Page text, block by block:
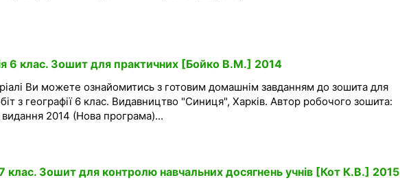
6 клас. Зошит для практичних [Бойко В.М.] 2014
Ви можете ознайомитись з готовим домашнім завданням до зошита для
з географії 6 клас. Видавництво "Синиця", Харків. Автор робочого зошита:
2014 (Нова програма)...
7 клас. Зошит для контролю навчальних досягнень учнів [Кот К.В.] 2015